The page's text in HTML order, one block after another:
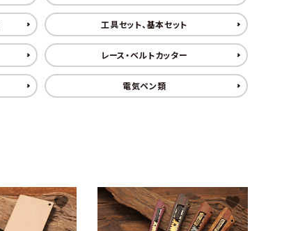
工具セット、基本セット
レース・ベルトカッター
電気ペン類
favorite favorite